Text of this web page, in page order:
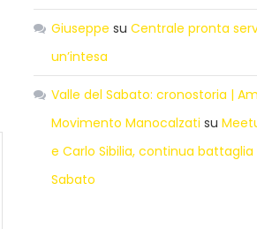
Giuseppe suCentrale pronta
un’intesa
Valle del Sabato: cronostoria |
Movimento Manocalzati su
e Carlo Sibilia, continua battaglia
Sabato